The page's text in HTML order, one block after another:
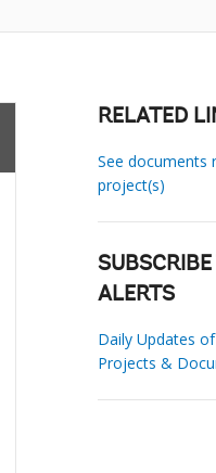
RELATED
See documents
project(s)
ALERTS
Daily Updates
Projects &